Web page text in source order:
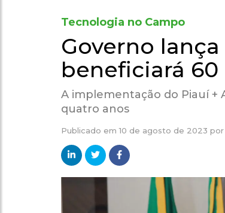
Tecnologia no Campo
Governo
beneficiará
A implementação do Piauí +
quatro anos
Publicado em10 de agosto de 2023 por